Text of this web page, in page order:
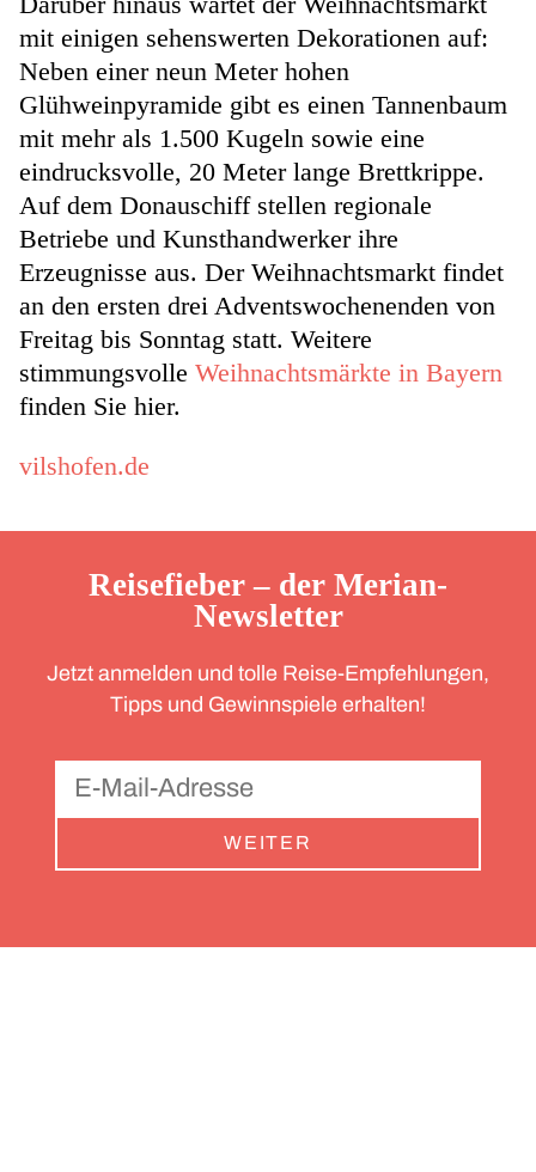
mit einigen sehenswerten Dekorationen auf:
Neben einer neun Meter hohen
Glühweinpyramide gibt es einen Tannenbaum
mit mehr als 1.500 Kugeln sowie eine
eindrucksvolle, 20 Meter lange Brettkrippe.
Auf dem Donauschiff stellen regionale
Betriebe und Kunsthandwerker ihre
Erzeugnisse aus. Der Weihnachtsmarkt findet
an den ersten drei Adventswochenenden von
Freitag bis Sonntag statt. Weitere
stimmungsvolle Weihnachtsmärkte in Bayern
finden Sie hier.
vilshofen.de
Reisefieber – der Merian-
Newsletter
Jetzt anmelden und tolle Reise-Empfehlungen,
Tipps und Gewinnspiele erhalten!
WEITER